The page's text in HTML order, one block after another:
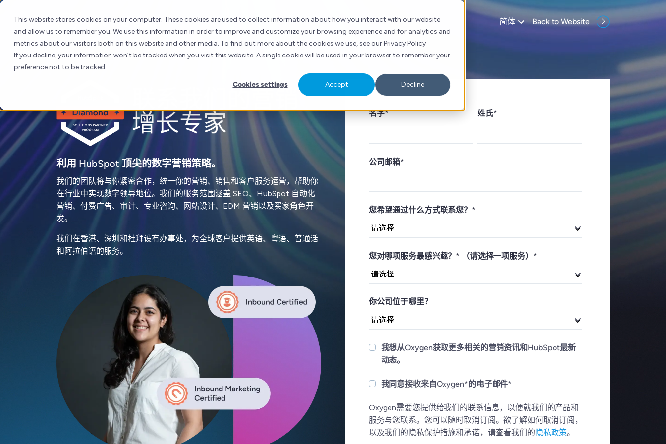
This website stores cookies on your computer. These cookies are used to collect information about how you interact with our website
and allow us to remember you. We use this information in order to improve and customize your browsing experience and for analytics and
metrics about our visitors both on this website and other media. To find out more about the cookies we use, see our Privacy Policy
If you decline, your information won’t be tracked when you visit this website. A single cookie will be used in your browser to remember your
preference not to be tracked.
Cookies settings Accept Decline
简体 Back to Website
Skip
content
增长专家
利用 HubSpot 顶尖的数字营销策略。
我们的团队将与你紧密合作，统一你的营销、销售和客户服务运营，帮助你
在行业中实现数字领导地位。我们的服务范围涵盖 SEO、HubSpot 自动化
营销、付费广告、审计、专业咨询、网站设计、EDM 营销以及买家角色开
发。
我们在香港、深圳和杜拜设有办事处，为全球客户提供英语、粤语、普通话
和阿拉伯语的服务。
名字* 姓氏*
公司邮箱*
您希望通过什么方式联系您？ *
您对哪项服务最感兴趣？* （请选择一项服务） *
你公司位于哪里？
我想从Oxygen获取更多相关的营销资讯和HubSpot最新
动态。
我同意接收来自Oxygen*的电子邮件*
Oxygen需要您提供给我们的联系信息，以便就我们的产品和
服务与您联系。您可以随时取消订阅。欲了解如何取消订阅，
以及我们的隐私保护措施和承诺，请查看我们的隐私政策。